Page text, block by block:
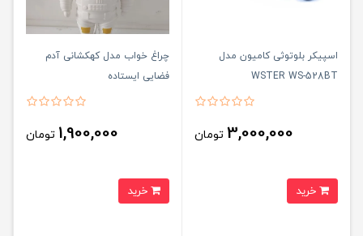
اسپیکر بلوتوثی کامیون مدل
WSTER WS-528BT
3,000,000 تومان
چراغ خواب مدل کهکشانی آدم
فضایی ایستاده
1,900,000 تومان